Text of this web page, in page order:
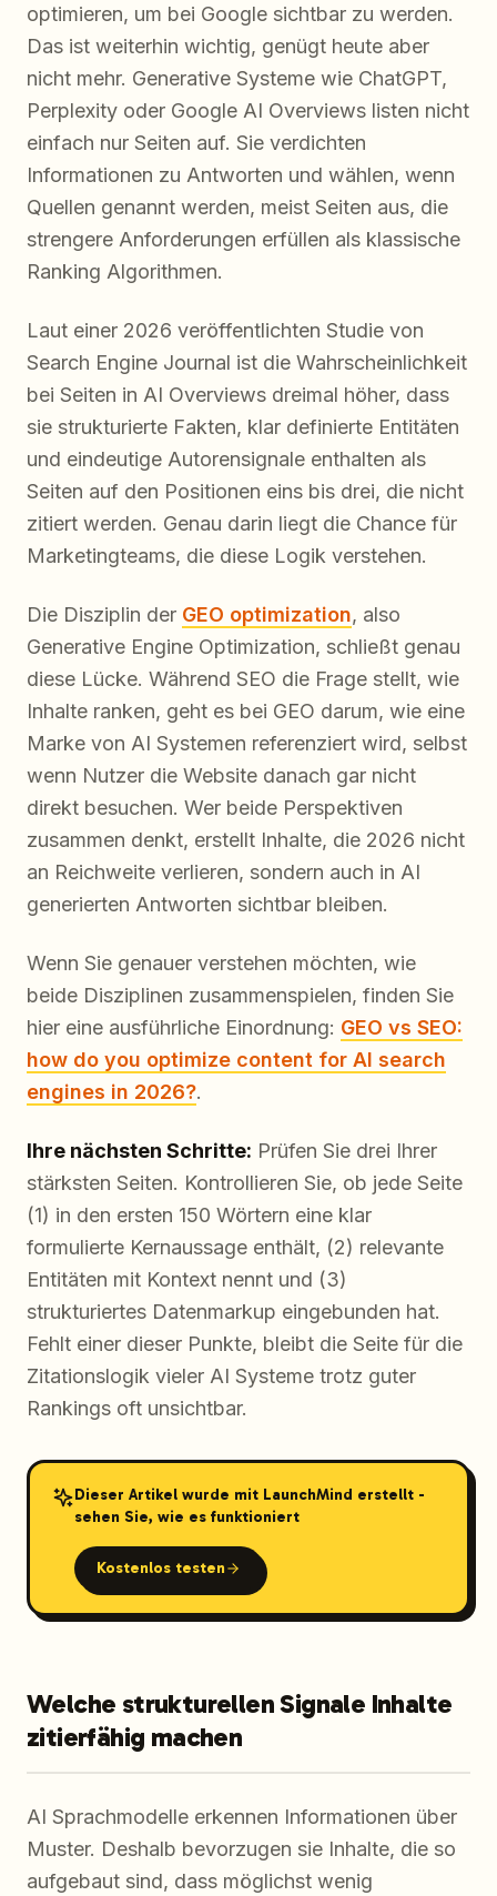
optimieren, um bei Google sichtbar zu werden.
Das ist weiterhin wichtig, genügt heute aber
nicht mehr. Generative Systeme wie ChatGPT,
Perplexity oder Google AI Overviews listen nicht
einfach nur Seiten auf. Sie verdichten
Informationen zu Antworten und wählen, wenn
Quellen genannt werden, meist Seiten aus, die
strengere Anforderungen erfüllen als klassische
Ranking Algorithmen.
Laut einer 2026 veröffentlichten Studie von
Search Engine Journal ist die Wahrscheinlichkeit
bei Seiten in AI Overviews dreimal höher, dass
sie strukturierte Fakten, klar definierte Entitäten
und eindeutige Autorensignale enthalten als
Seiten auf den Positionen eins bis drei, die nicht
zitiert werden. Genau darin liegt die Chance für
Marketingteams, die diese Logik verstehen.
Die Disziplin der GEO optimization, also
Generative Engine Optimization, schließt genau
diese Lücke. Während SEO die Frage stellt, wie
Inhalte ranken, geht es bei GEO darum, wie eine
Marke von AI Systemen referenziert wird, selbst
wenn Nutzer die Website danach gar nicht
direkt besuchen. Wer beide Perspektiven
zusammen denkt, erstellt Inhalte, die 2026 nicht
an Reichweite verlieren, sondern auch in AI
generierten Antworten sichtbar bleiben.
Wenn Sie genauer verstehen möchten, wie
beide Disziplinen zusammenspielen, finden Sie
hier eine ausführliche Einordnung: GEO vs SEO:
how do you optimize content for AI search
engines in 2026?.
Ihre nächsten Schritte: Prüfen Sie drei Ihrer
stärksten Seiten. Kontrollieren Sie, ob jede Seite
(1) in den ersten 150 Wörtern eine klar
formulierte Kernaussage enthält, (2) relevante
Entitäten mit Kontext nennt und (3)
strukturiertes Datenmarkup eingebunden hat.
Fehlt einer dieser Punkte, bleibt die Seite für die
Zitationslogik vieler AI Systeme trotz guter
Rankings oft unsichtbar.
Dieser Artikel wurde mit LaunchMind erstellt -
sehen Sie, wie es funktioniert
Kostenlos testen
Welche strukturellen Signale Inhalte
zitierfähig machen
AI Sprachmodelle erkennen Informationen über
Muster. Deshalb bevorzugen sie Inhalte, die so
aufgebaut sind, dass möglichst wenig